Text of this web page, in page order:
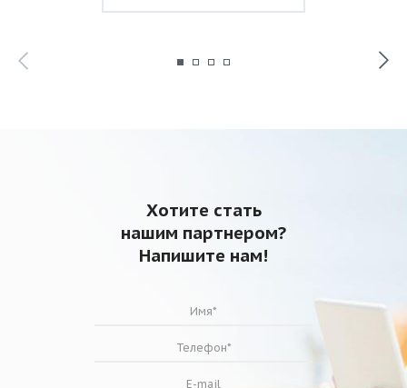
Хотите стать
нашим партнером?
Напишите нам!